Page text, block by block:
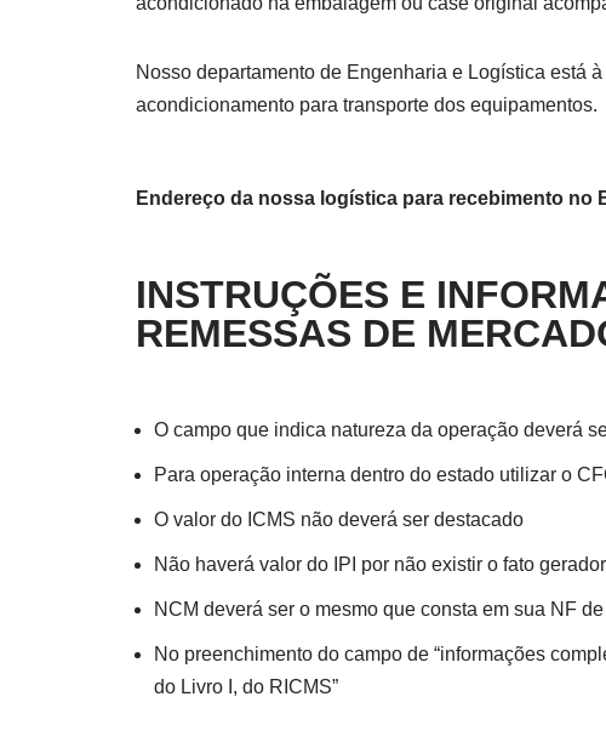
Nosso departamento de Engenharia e Logística está
acondicionamento para transporte dos equipamentos.
Endereço da nossa logística para recebimento no
INSTRUÇÕES E
REMESSAS DE
O campo que indica natureza da operação deverá
Para operação interna dentro do estado utilizar o
O valor do ICMS não deverá ser destacado
Não haverá valor do IPI por não existir o fato
NCM deverá ser o mesmo que consta em sua NF
No preenchimento do campo de “informações
do Livro I, do RICMS”